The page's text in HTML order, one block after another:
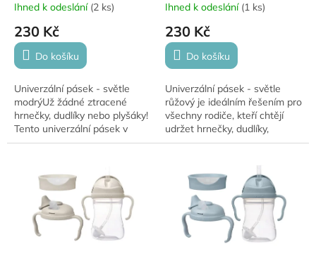
Ihned k odeslání (2 ks)
230 Kč
Do košíku
Univerzální pásek - světle
modrýUž žádné ztracené
hrnečky, dudlíky nebo plyšáky!
Tento univerzální pásek v
krásné světle modré barvě je
Ihned k odeslání (1 ks)
230 Kč
Do košíku
Univerzální pásek - světle
růžový je ideálním řešením pro
všechny rodiče, kteří chtějí
udržet hrnečky, dudlíky,
muchláčky a plyšáky na svém